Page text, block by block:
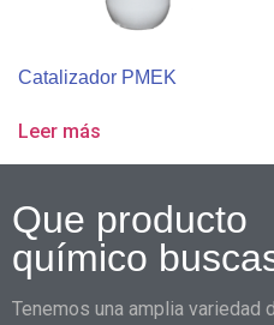
Catalizador PMEK
Leer más
Que producto
químico
Tenemos una amplia variedad